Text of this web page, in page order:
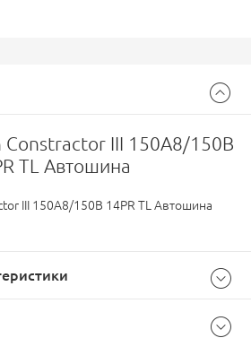
III 150A8/150B
TL Автошина
III 150A8/150B 14PR TL Автошина